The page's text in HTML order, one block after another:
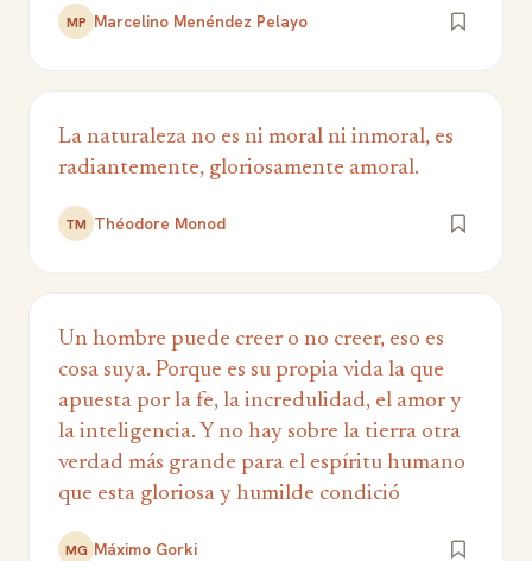
MP Marcelino Menéndez Pelayo
La naturaleza no es ni moral ni inmoral, es
radiantemente, gloriosamente amoral.
TM Théodore Monod
Un hombre puede creer o no creer, eso es
cosa suya. Porque es su propia vida la que
apuesta por la fe, la incredulidad, el amor y
la inteligencia. Y no hay sobre la tierra otra
verdad más grande para el espíritu humano
que esta gloriosa y humilde condició
MG Máximo Gorki